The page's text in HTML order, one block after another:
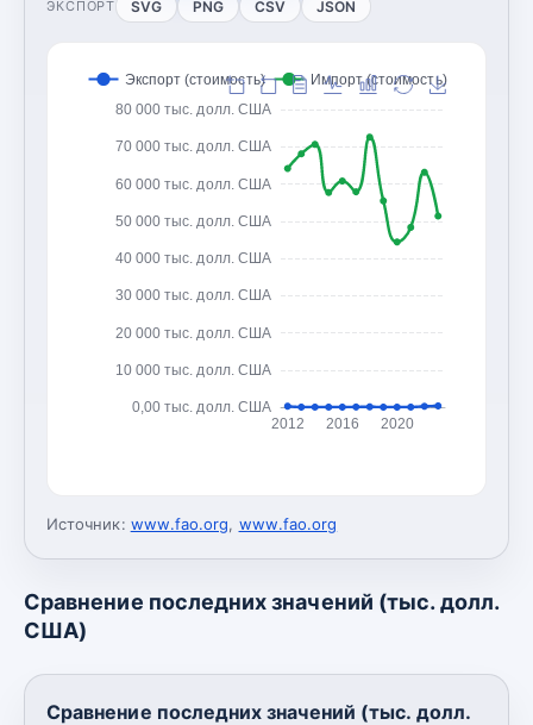
ЭКСПОРТ SVG PNG CSV JSON
0,00 тыс. долл. США
10 000 тыс. долл. США
20 000 тыс. долл. США
30 000 тыс. долл. США
40 000 тыс. долл. США
50 000 тыс. долл. США
60 000 тыс. долл. США
70 000 тыс. долл. США
80 000 тыс. долл. США
2012 2016 2020
Экспорт (стоимость) Импорт (стоимость)
Источник: www.fao.org, www.fao.org
Сравнение последних значений (тыс. долл.
США)
Сравнение последних значений (тыс. долл.